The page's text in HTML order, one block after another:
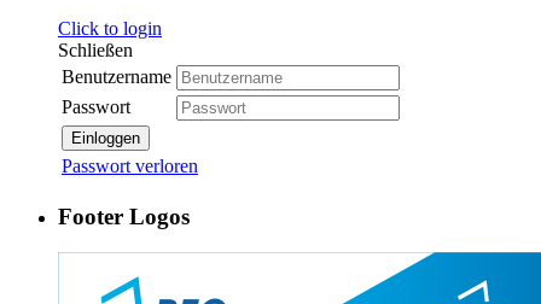
Click to login
Schließen
Benutzername
Passwort
Einloggen
Passwort verloren
Footer Logos